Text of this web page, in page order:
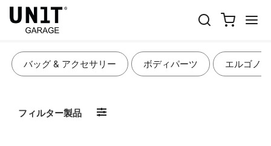
バッグ & アクセサリー ボディパーツ エルゴノ
フィルター製品